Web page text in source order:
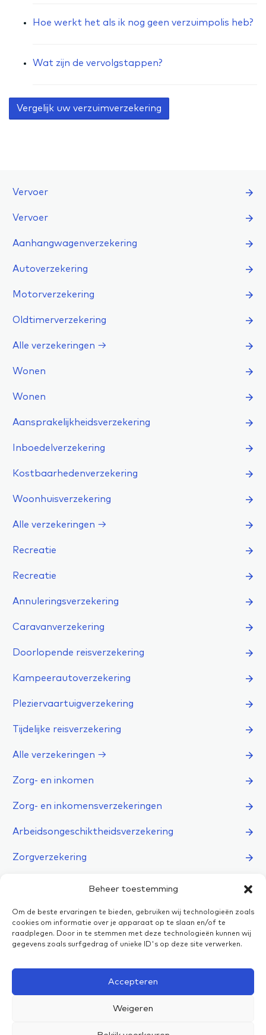
Beheer toestemming
Om de beste ervaringen te bieden, gebruiken wij technologieën zoals
cookies om informatie over je apparaat op te slaan en/of te
raadplegen. Door in te stemmen met deze technologieën kunnen wij
gegevens zoals surfgedrag of unieke ID's op deze site verwerken.
Accepteren
Weigeren
Hoe werkt het als ik nog geen verzuimpolis heb?
Wat zijn de vervolgstappen?
Vergelijk uw verzuimverzekering
Vervoer
Vervoer
Aanhangwagenverzekering
Autoverzekering
Motorverzekering
Oldtimerverzekering
Alle verzekeringen →
Wonen
Wonen
Aansprakelijkheidsverzekering
Inboedelverzekering
Kostbaarhedenverzekering
Woonhuisverzekering
Alle verzekeringen →
Recreatie
Recreatie
Annuleringsverzekering
Caravanverzekering
Doorlopende reisverzekering
Kampeerautoverzekering
Pleziervaartuigverzekering
Tijdelijke reisverzekering
Alle verzekeringen →
Zorg- en inkomen
Zorg- en inkomensverzekeringen
Arbeidsongeschiktheidsverzekering
Zorgverzekering
Recht